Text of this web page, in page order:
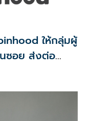
ให้กลุ่มผู้
ซอย ส่งต่อ